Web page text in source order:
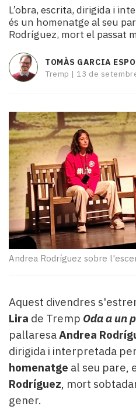
turisme
Cultura
Esports
Mai
tant!
TV
mitjans
El
temps
Reportatges
Entrevistes
Enquestes
escena!
Dis
la
teva!
Subscriptors
del
Pallars
Contingut
patrocinat
Lo
més
llegit...
Editorial
L’obra, escrita, dirigida i
és un homenatge al seu
Rodríguez, mort el passat
TOMÀS GARCIA
Tremp | 13 de
Andrea Rodríguez sobre
Aquest divendres
Lira de Tremp Oda a un
pallaresaAndrea
dirigida i interpretada
homenatge al seu pare,
Rodríguez, mort
gener.